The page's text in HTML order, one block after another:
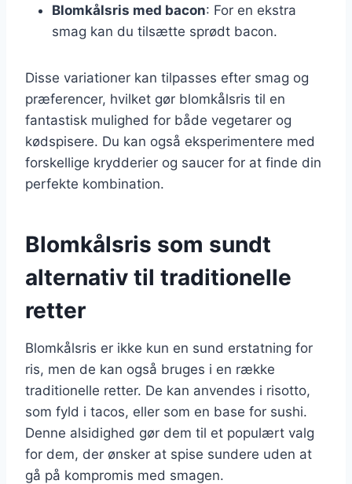
Blomkålsris med bacon: For en ekstra
smag kan du tilsætte sprødt bacon.
Disse variationer kan tilpasses efter smag og
præferencer, hvilket gør blomkålsris til en
fantastisk mulighed for både vegetarer og
kødspisere. Du kan også eksperimentere med
forskellige krydderier og saucer for at finde din
perfekte kombination.
Blomkålsris som sundt
alternativ til traditionelle
retter
Blomkålsris er ikke kun en sund erstatning for
ris, men de kan også bruges i en række
traditionelle retter. De kan anvendes i risotto,
som fyld i tacos, eller som en base for sushi.
Denne alsidighed gør dem til et populært valg
for dem, der ønsker at spise sundere uden at
gå på kompromis med smagen.